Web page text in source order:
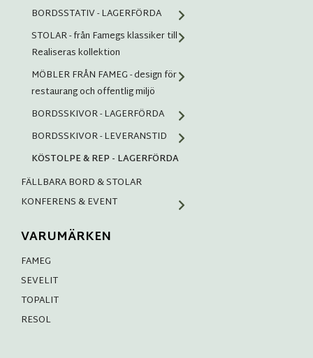
BORDSSTATIV - LAGERFÖRDA
STOLAR - från Famegs klassiker till
Realiseras kollektion
MÖBLER FRÅN FAMEG - design för
restaurang och offentlig miljö
BORDSSKIVOR - LAGERFÖRDA
BORDSSKIVOR - LEVERANSTID
KÖSTOLPE & REP - LAGERFÖRDA
FÄLLBARA BORD & STOLAR
KONFERENS & EVENT
VARUMÄRKEN
FAMEG
SEVELIT
TOPALIT
RESOL